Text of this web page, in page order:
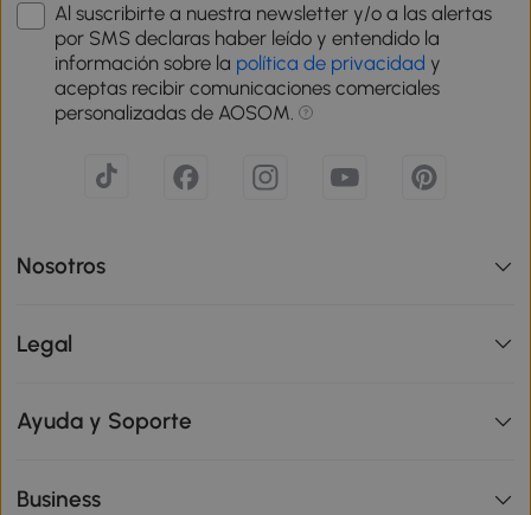
Al suscribirte a nuestra newsletter y/o a las alertas
por SMS declaras haber leído y entendido la
información sobre la política de privacidad y
aceptas recibir comunicaciones comerciales
personalizadas de AOSOM.
Nosotros
Legal
Ayuda y Soporte
Business